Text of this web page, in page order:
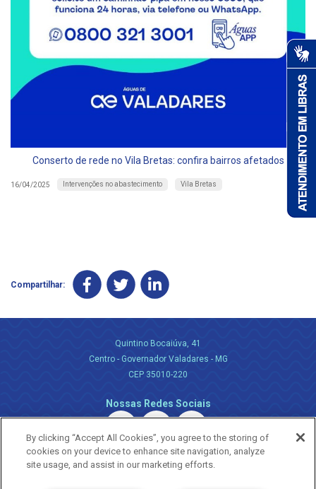
Conserto de rede no Vila Bretas: confira bairros afetados
16/04/2025 Intervenções no abastecimento Vila Bretas
Compartilhar:
Quintino Bocaiúva, 41
Centro - Governador Valadares - MG
CEP 35010-220
Nossas Redes Sociais
By clicking “Accept All Cookies”, you agree to the storing of
cookies on your device to enhance site navigation, analyze
site usage, and assist in our marketing efforts.